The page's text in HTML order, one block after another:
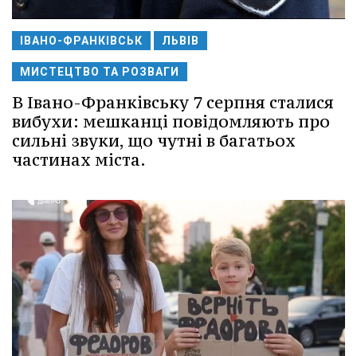
ІВАНО-ФРАНКІВСЬК ЛЬВІВ
МИСТЕЦТВО ТА РОЗВАГИ
В Івано-Франківську 7 серпня сталися
вибухи: мешканці повідомляють про
сильні звуки, що чутні в багатьох
частинах міста.